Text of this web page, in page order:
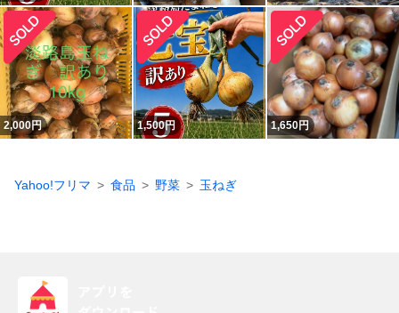
2,000円 1,500円 1,650円
Yahoo!フリマ 食品 野菜 玉ねぎ